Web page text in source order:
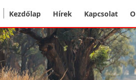
Kezdőlap Hírek Kapcsolat